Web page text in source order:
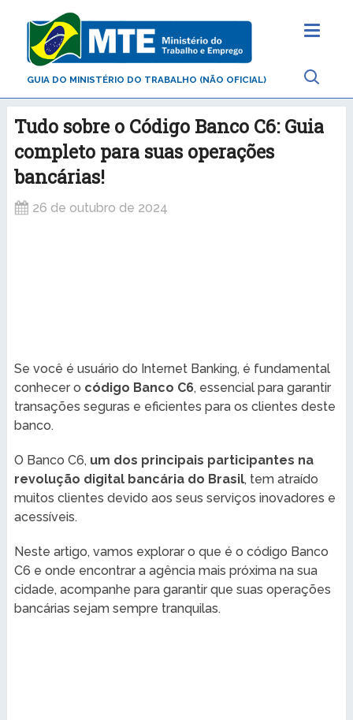
GUIA DO MINISTÉRIO DO TRABALHO (NÃO OFICIAL)
Tudo sobre o Código Banco C6: Guia
completo para suas operações
bancárias!
26 de outubro de 2024
Se você é usuário do Internet Banking, é fundamental
conhecer o código Banco C6, essencial para garantir
transações seguras e eficientes para os clientes deste
banco.
O Banco C6, um dos principais participantes na
revolução digital bancária do Brasil, tem atraído
muitos clientes devido aos seus serviços inovadores e
acessíveis.
Neste artigo, vamos explorar o que é o código Banco
C6 e onde encontrar a agência mais próxima na sua
cidade, acompanhe para garantir que suas operações
bancárias sejam sempre tranquilas.